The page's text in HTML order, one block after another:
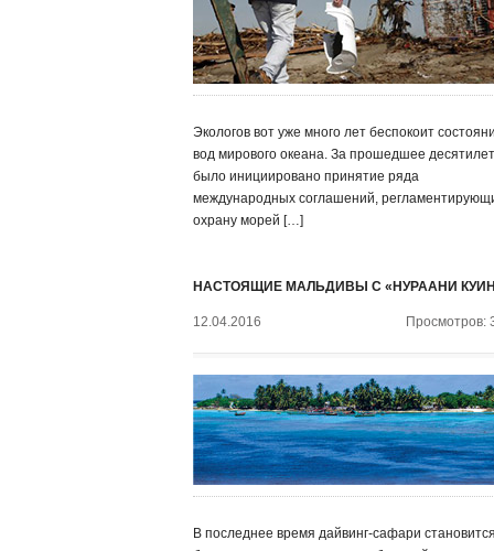
Экологов вот уже много лет беспокоит
вод мирового океана. За прошедшее
было инициировано принятие ряда
международных соглашений,
охрану морей […]
НАСТОЯЩИЕ МАЛЬДИВЫ С «НУРААНИ
12.04.2016 Просмотров:
В последнее время дайвинг-сафари